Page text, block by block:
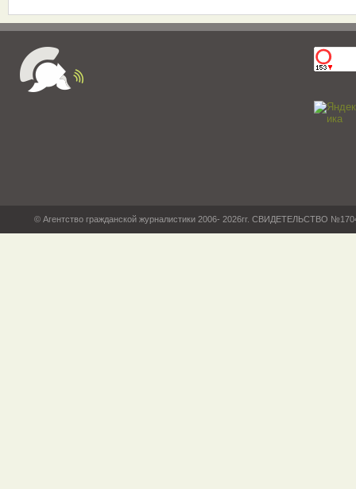
© Агентство гражданской журналистики 2006- 2026гг. СВИДЕТЕЛЬСТВО